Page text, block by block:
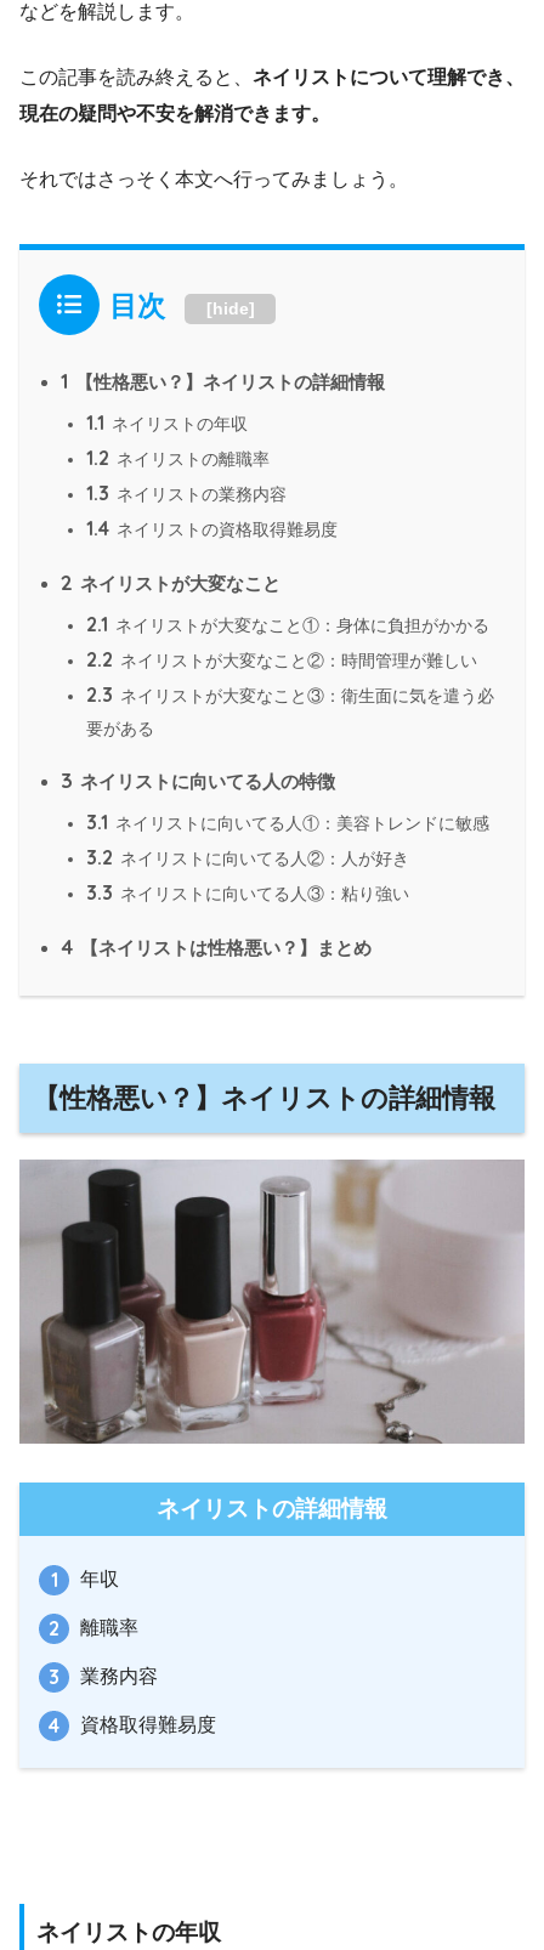
などを解説します。
この記事を読み終えると、 ネイリストについて理解でき、
現在の疑問や不安を解消できます。
それではさっそく本文へ行ってみましょう。
目次 [hide]
1 【性格悪い？】ネイリストの詳細情報
1.1 ネイリストの年収
1.2 ネイリストの離職率
1.3 ネイリストの業務内容
1.4 ネイリストの資格取得難易度
2 ネイリストが大変なこと
2.1 ネイリストが大変なこと①：身体に負担がかかる
2.2 ネイリストが大変なこと②：時間管理が難しい
2.3 ネイリストが大変なこと③：衛生面に気を遣う必
要がある
3 ネイリストに向いてる人の特徴
3.1 ネイリストに向いてる人①：美容トレンドに敏感
3.2 ネイリストに向いてる人②：人が好き
3.3 ネイリストに向いてる人③：粘り強い
4 【ネイリストは性格悪い？】まとめ
【性格悪い？】ネイリストの詳細情報
ネイリストの詳細情報
年収
離職率
業務内容
資格取得難易度
ネイリストの年収